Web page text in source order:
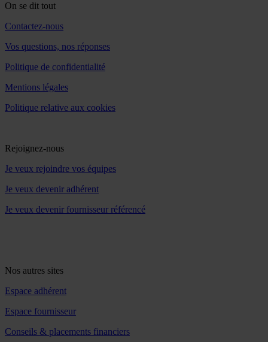
On se dit tout
Contactez-nous
Vos questions, nos réponses
Politique de confidentialité
Mentions légales
Politique relative aux cookies
Rejoignez-nous
Je veux rejoindre vos équipes
Je veux devenir adhérent
Je veux devenir fournisseur référencé
Nos autres sites
Espace adhérent
Espace fournisseur
Conseils & placements financiers